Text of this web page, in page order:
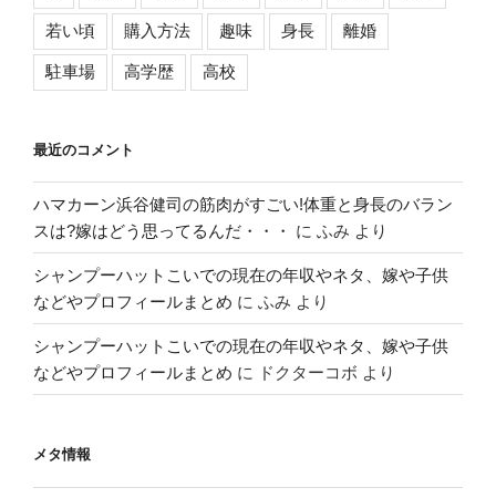
若い頃 購入方法 趣味 身長 離婚
駐車場 高学歴 高校
最近のコメント
ハマカーン浜谷健司の筋肉がすごい!体重と身長のバラン
スは?嫁はどう思ってるんだ・・・
に ふみ より
シャンプーハットこいでの現在の年収やネタ、嫁や子供
などやプロフィールまとめ に ふみ より
シャンプーハットこいでの現在の年収やネタ、嫁や子供
などやプロフィールまとめ に ドクターコボ より
メタ情報